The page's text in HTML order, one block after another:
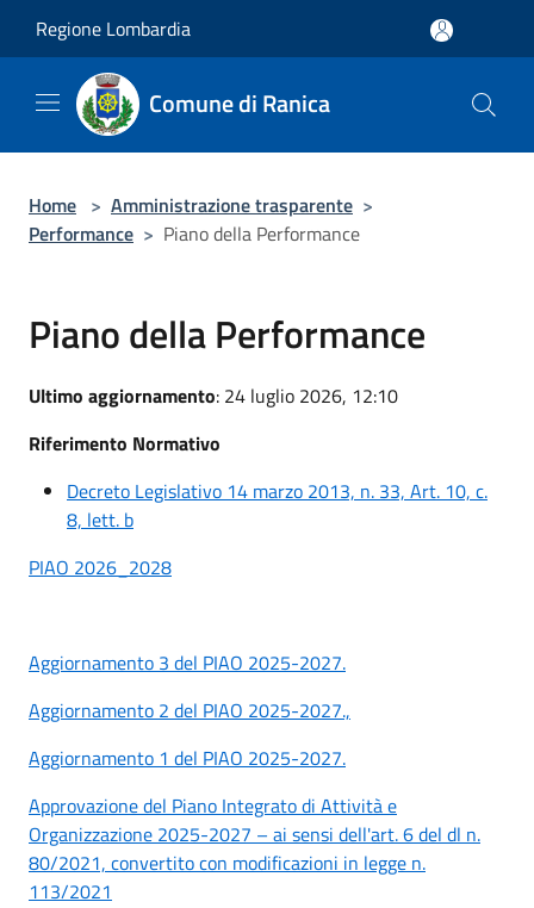
Regione Lombardia
Comune di Ranica
Home > Amministrazione trasparente >
Performance > Piano della Performance
Piano della Performance
Ultimo aggiornamento: 24 luglio 2026, 12:10
Riferimento Normativo
Decreto Legislativo 14 marzo 2013, n. 33, Art. 10, c.
8, lett. b
PIAO 2026_2028
Aggiornamento 3 del PIAO 2025-2027.
Aggiornamento 2 del PIAO 2025-2027.,
Aggiornamento 1 del PIAO 2025-2027.
Approvazione del Piano Integrato di Attività e
Organizzazione 2025-2027 – ai sensi dell'art. 6 del dl n.
80/2021, convertito con modificazioni in legge n.
113/2021